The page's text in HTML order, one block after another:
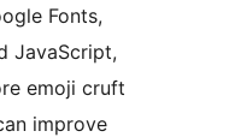
Fonts,
JavaScript,
emoji cruft
improve